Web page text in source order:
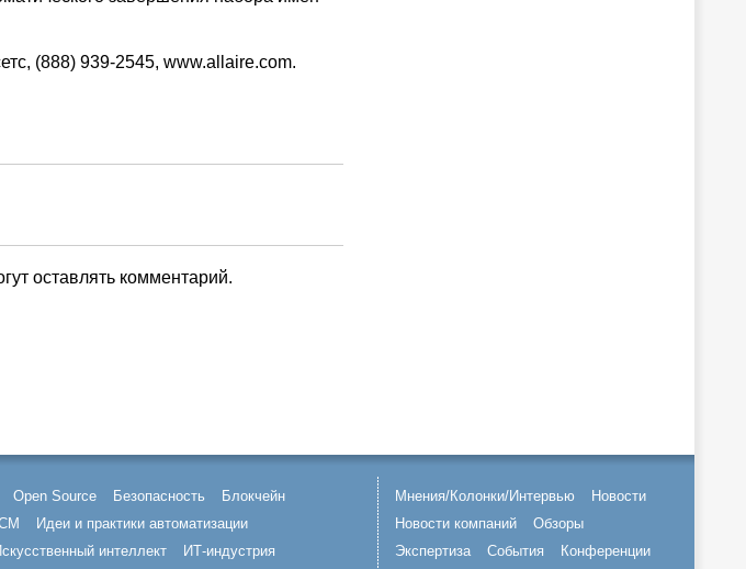
(888) 939-2545, www.allaire.com.
оставлять комментарий.
Open Source Безопасность
Блокчейн
Идеи и практики автоматизации
интеллект ИТ-индустрия
Мнения/Колонки/Интервью
Новости
Новости компаний
Обзоры
Экспертиза
События Конференции